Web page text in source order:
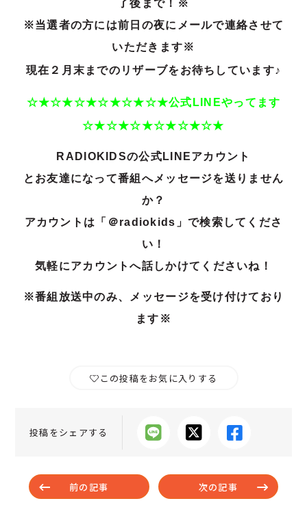
了後まで！※
※当選者の方には前日の夜にメールで連絡させて
いただきます※
現在２ 月末までのリザーブをお待ちしています♪
☆★☆★☆★☆★☆★☆★公式LINEやってます
☆★☆★☆★☆★☆★☆★
RADIOKIDSの公式LINEアカウント
とお友達になって番組へメッセージを送りません
か？
アカウントは「＠radiokids」で検索してくださ
い！
気軽にアカウントへ話しかけてくださいね！
※番組放送中のみ、メッセージを受け付けており
ます※
この投稿をお気に入りする
投稿をシェアする
前の記事 次の記事